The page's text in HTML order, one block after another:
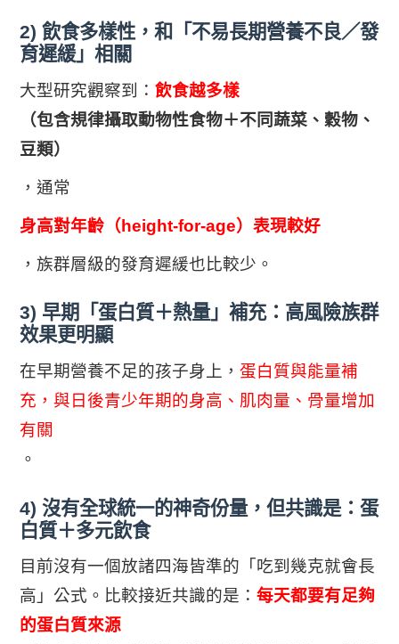
2) 飲食多樣性，和「不易長期營養不良／發
育遲緩」相關
大型研究觀察到：飲食越多樣
（包含規律攝取動物性食物＋不同蔬菜、穀物、
豆類）
，通常
身高對年齡（height-for-age）表現較好
，族群層級的發育遲緩也比較少。
3) 早期「蛋白質＋熱量」補充：高風險族群
效果更明顯
在早期營養不足的孩子身上，蛋白質與能量補
充，與日後青少年期的身高、肌肉量、骨量增加
有關
。
4) 沒有全球統一的神奇份量，但共識是：蛋
白質＋多元飲食
目前沒有一個放諸四海皆準的「吃到幾克就會長
高」公式。比較接近共識的是：每天都要有足夠
的蛋白質來源